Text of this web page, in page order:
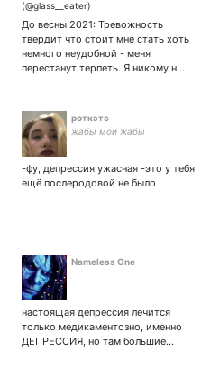
До весны 2021: Тревожность
твердит что стоит мне стать хоть
немного неудобной - меня
перестанут терпеть. Я никому н…
роткэтс
жабы мои жабы
-фу, депрессия ужасная -это у тебя
ещё послеродовой не было
Nameless One
настоящая депрессия лечится
только медикаментозно, именно
ДЕПРЕССИЯ, но там большие…